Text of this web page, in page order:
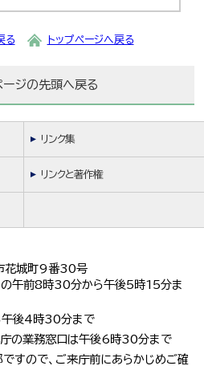
る トップページへ戻る
ージの先頭へ戻る
リンク集
リンクと著作権
城町9番30号
午前8時30分から午後5時15分ま
午後4時30分まで
庁の業務窓口は午後6時30分まで
すので、ご来庁前にあらかじめご確